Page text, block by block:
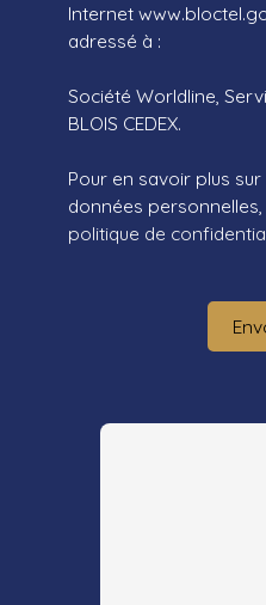
Internet
adressé à :
Société Worldline,
BLOIS CEDEX.
Pour en savoir plus
données
politique de